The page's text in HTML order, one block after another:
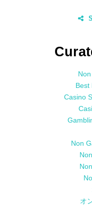
Best
Casino
Non
オ